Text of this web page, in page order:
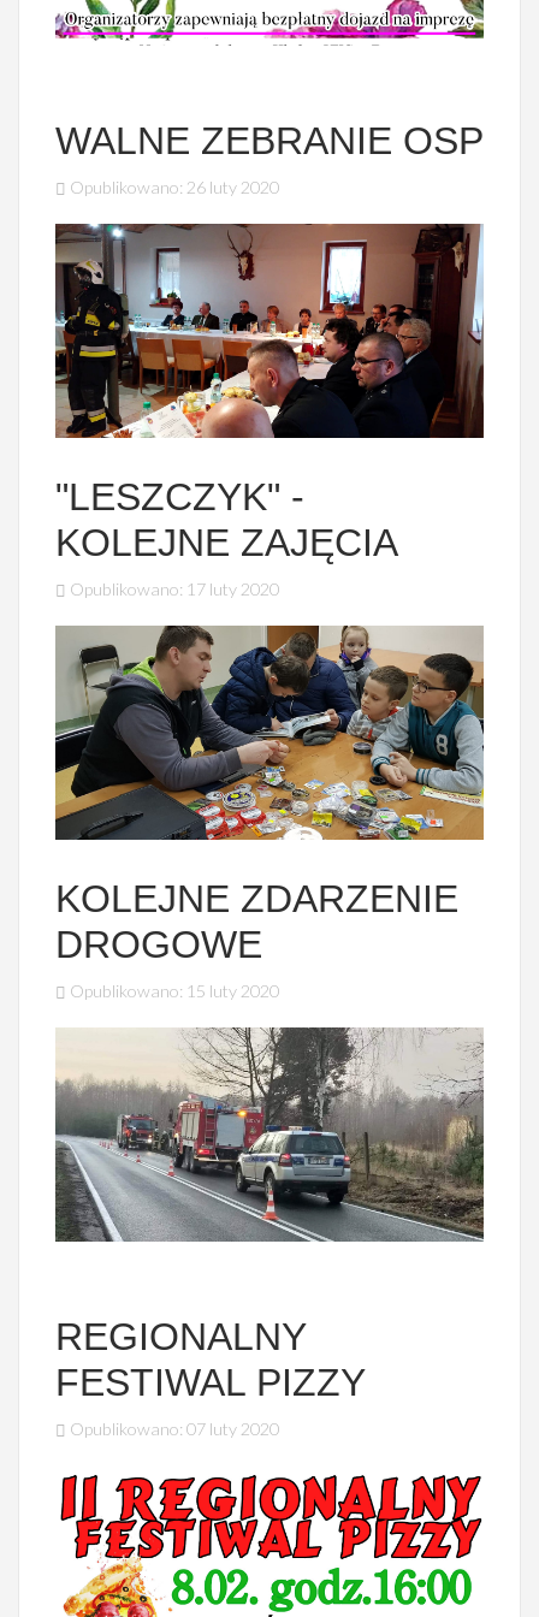
WALNE ZEBRANIE OSP
Opublikowano: 26 luty 2020
"LESZCZYK" -
KOLEJNE ZAJĘCIA
Opublikowano: 17 luty 2020
KOLEJNE ZDARZENIE
DROGOWE
Opublikowano: 15 luty 2020
REGIONALNY
FESTIWAL PIZZY
Opublikowano: 07 luty 2020